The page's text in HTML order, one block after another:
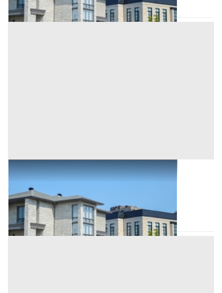
Asta chiusa
Abitazione di Tipo Civile all'asta a Ortueri
Ortueri (Nuoro)
7.000 €
Asta chiusa